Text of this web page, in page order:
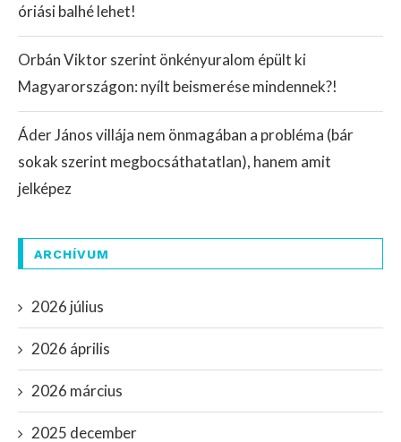
óriási balhé lehet!
Orbán Viktor szerint önkényuralom épült ki
Magyarországon: nyílt beismerése mindennek?!
Áder János villája nem önmagában a probléma (bár
sokak szerint megbocsáthatatlan), hanem amit
jelképez
ARCHÍVUM
2026 július
2026 április
2026 március
2025 december